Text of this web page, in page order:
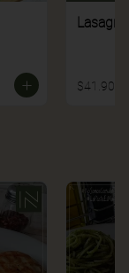
$41.900